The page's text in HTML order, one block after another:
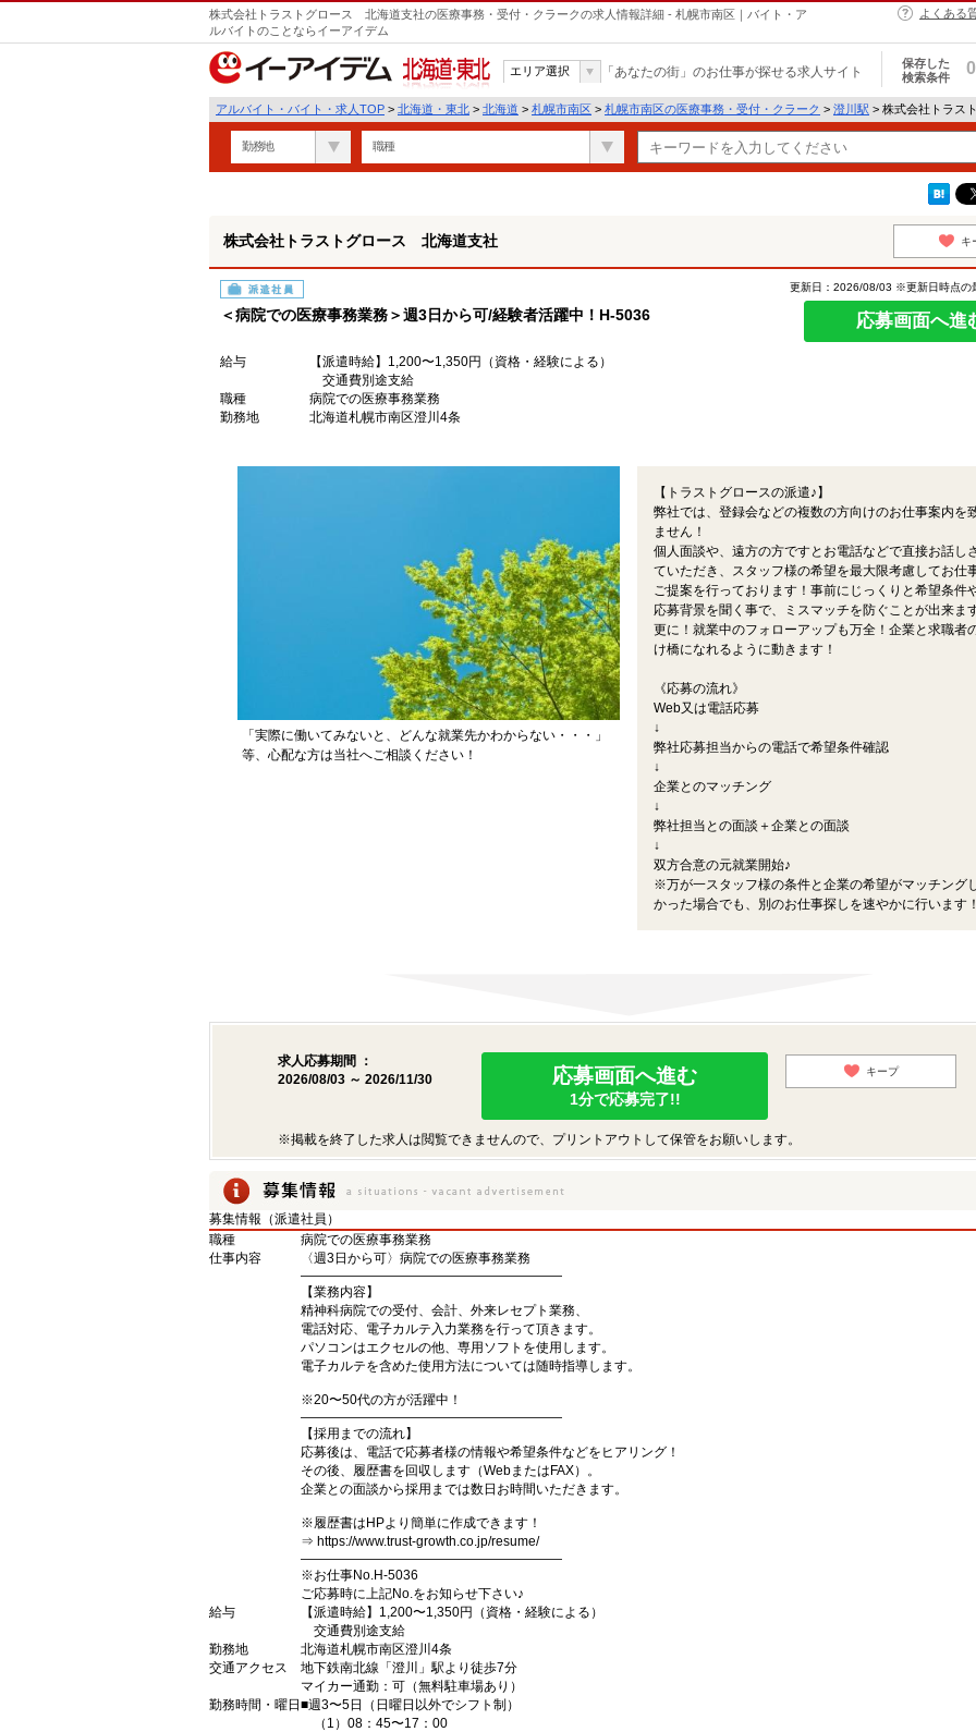
株式会社トラストグロース 北海道支社の医療事務・受付・クラークの求人情報詳細 - 札幌市南区｜バイト・ア
ルバイトのことならイーアイデム
よくある
北海道・東北
エリア選択 「あなたの街」のお仕事が探せる求人サイト
保存した
検索条件
0
アルバイト・バイト・求人TOP > 北海道・東北 > 北海道 > 札幌市南区 > 札幌市南区の医療事務・受付・クラーク > 澄川駅 > 株式会社トラス
勤務地 職種
株式会社トラストグロース 北海道支社 キ
派遣社員
＜病院での医療事務業務＞週3日から可/経験者活躍中！H-5036
更新日：2026/08/03 ※更新日時点の
応募画面へ進
給与
【派遣時給】1,200〜1,350円（資格・経験による）
交通費別途支給
職種
病院での医療事務業務
勤務地
北海道札幌市南区澄川4条
「実際に働いてみないと、どんな就業先かわからない・・・」
等、心配な方は当社へご相談ください！
【トラストグロースの派遣♪】
弊社では、登録会などの複数の方向けのお仕事案内を
ません！
個人面談や、遠方の方ですとお電話などで直接お話し
ていただき、スタッフ様の希望を最大限考慮してお仕
ご提案を行っております！事前にじっくりと希望条件や
応募背景を聞く事で、ミスマッチを防ぐことが出来ま
更に！就業中のフォローアップも万全！企業と求職者
け橋になれるように動きます！
《応募の流れ》
Web又は電話応募
↓
弊社応募担当からの電話で希望条件確認
↓
企業とのマッチング
↓
弊社担当との面談＋企業との面談
↓
双方合意の元就業開始♪
※万が一スタッフ様の条件と企業の希望がマッチング
かった場合でも、別のお仕事探しを速やかに行います！
求人応募期間 ：
2026/08/03 ～ 2026/11/30
応募画面へ進む
1分で応募完了!!
キープ
※掲載を終了した求人は閲覧できませんので、プリントアウトして保管をお願いします。
募集情報（派遣社員）
職種
病院での医療事務業務
仕事内容
〈週3日から可〉病院での医療事務業務
――――――――――――――――――――
【業務内容】
精神科病院での受付、会計、外来レセプト業務、
電話対応、電子カルテ入力業務を行って頂きます。
パソコンはエクセルの他、専用ソフトを使用します。
電子カルテを含めた使用方法については随時指導します。
※20〜50代の方が活躍中！
――――――――――――――――――――
【採用までの流れ】
応募後は、電話で応募者様の情報や希望条件などをヒアリング！
その後、履歴書を回収します（WebまたはFAX）。
企業との面談から採用までは数日お時間いただきます。
※履歴書はHPより簡単に作成できます！
⇒ https://www.trust-growth.co.jp/resume/
――――――――――――――――――――
※お仕事No.H-5036
ご応募時に上記No.をお知らせ下さい♪
給与
【派遣時給】1,200〜1,350円（資格・経験による）
交通費別途支給
勤務地
北海道札幌市南区澄川4条
交通アクセス
地下鉄南北線「澄川」駅より徒歩7分
マイカー通勤：可（無料駐車場あり）
勤務時間・曜日 ■週3〜5日（日曜日以外でシフト制）
（1）08：45〜17：00